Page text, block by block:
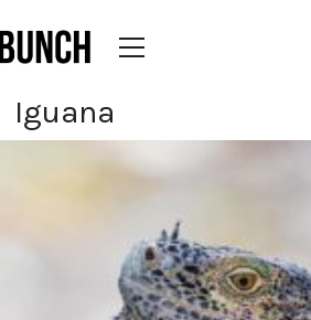
Iguana